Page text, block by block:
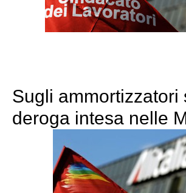
Sugli ammortizzatori
deroga intesa nelle